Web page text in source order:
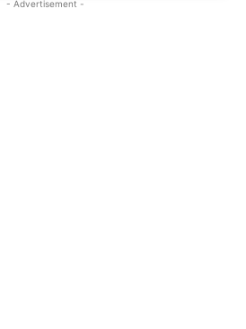
- Advertisement -